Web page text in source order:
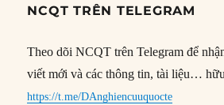
NCQT TRÊN TELEGRAM
Theo dõi NCQT trên Telegram để
viết mới và các thông tin, tài liệu…
https://t.me/DAnghiencuuquocte